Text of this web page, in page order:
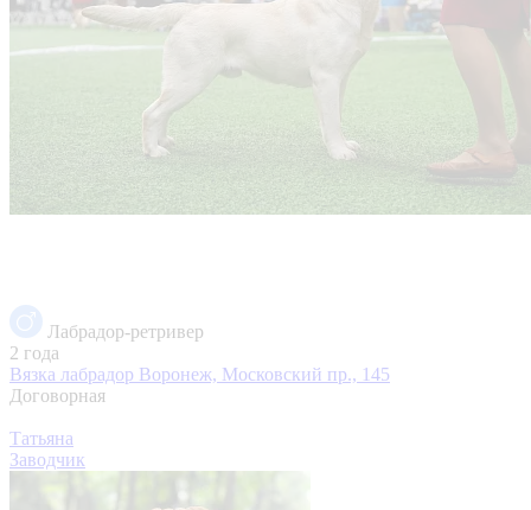
Лабрадор-ретривер
2 года
Вязка лабрадор Воронеж, Московский пр., 145
Договорная
Татьяна
Заводчик